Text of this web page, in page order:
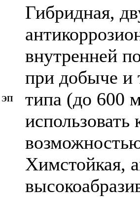
ЭП
Гибридная,
внутренней
при добыче и
типа (до 600
использовать
Химстойкая,